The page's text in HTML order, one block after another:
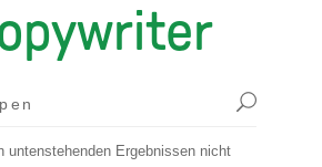
untenstehenden Ergebnissen nicht